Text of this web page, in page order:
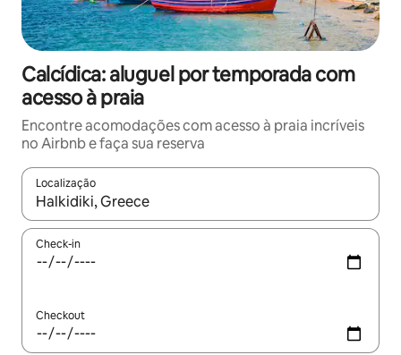
Calcídica: aluguel por temporada com
acesso à praia
Encontre acomodações com acesso à praia incríveis
no Airbnb e faça sua reserva
Localização
Quando os resultados estiverem disponíveis, explore-os
Check-in
Checkout